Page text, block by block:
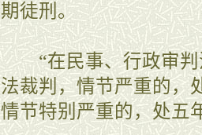
期徒刑。
“在民事、行政审判
法裁判，情节严重的，
情节特别严重的，处五